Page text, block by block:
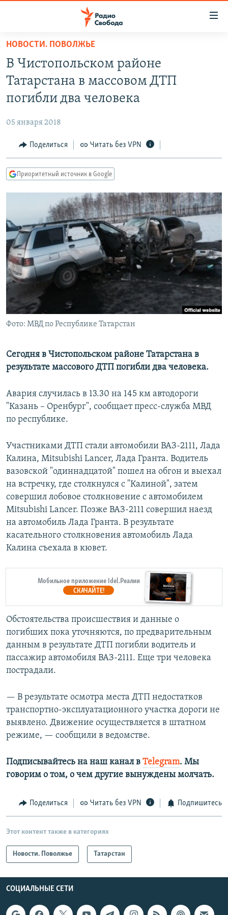
упрощенного
доступа
Вернуться
основному
Вернутся
Вернутся
АВТОРСКИЕ ПРОЕКТЫ
МНЕНИЯ
КУЛЬТУРА
КАВКАЗ.РЕАЛИИ
СЕВЕР.РЕАЛИИ
СИБИРЬ.РЕАЛИИ
РАСПИСАНИЕ ВЕЩАНИЯ
ПОДПИШИТЕСЬ НА РАССЫЛКУ
СОЦИАЛЬНЫЕ СЕТИ
Все сайты РСЕ/РС
НОВОСТИ. ПОВОЛЖЬЕ
В Чистопольском районе
Татарстана в массовом ДТП
погибли два человека
05 января 2018
Поделиться Читать без VPN
Приоритетный источник в Google
Фото: МВД по Республике Татарстан
Сегодня в Чистопольском районе Татарстана в
результате массового ДТП погибли два человека.
Авария случилась в 13.30 на 145 км автодороги
"Казань – Оренбург", сообщает пресс-служба МВД
по республике.
Участниками ДТП стали автомобили ВАЗ-2111, Лада
Калина, Mitsubishi Lancer, Лада Гранта. Водитель
вазовской "одиннадцатой" пошел на обгон и выехал
на встречку, где столкнулся с "Калиной", затем
совершил лобовое столкновение с автомобилем
Mitsubishi Lancer. Позже ВАЗ-2111 совершил наезд
на автомобиль Лада Гранта. В результате
касательного столкновения автомобиль Лада
Калина съехала в кювет.
Мобильное приложение Idel.Реалии
СКАЧАЙТЕ!
Обстоятельства происшествия и данные о
погибших пока уточняются, по предварительным
данным в результате ДТП погибли водитель и
пассажир автомобиля ВАЗ-2111. Еще три человека
пострадали.
— В результате осмотра места ДТП недостатков
транспортно-эксплуатационного участка дороги не
выявлено. Движение осуществляется в штатном
режиме, — сообщили в ведомстве.
Подписывайтесь на наш канал в Telegram. Мы
говорим о том, о чем другие вынуждены молчать.
Поделиться Читать без VPN Подпишитесь
Этот контент также в категориях
Новости. Поволжье Татарстан
СОЦИАЛЬНЫЕ СЕТИ